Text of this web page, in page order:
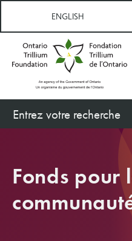
principal
ENGLISH
Rechercher
Fonds pour